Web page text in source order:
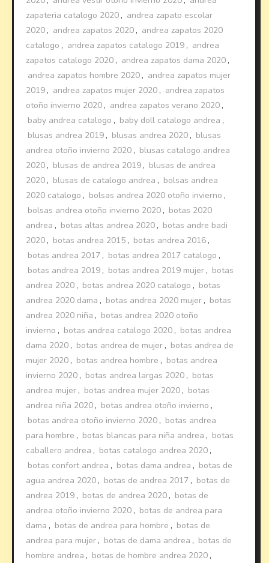
zapateria catalogo 2020 , andrea zapato escolar
2020 , andrea zapatos 2020 , andrea zapatos 2020
catalogo , andrea zapatos catalogo 2019 , andrea
zapatos catalogo 2020 , andrea zapatos dama 2020 ,
andrea zapatos hombre 2020 , andrea zapatos mujer
2019 , andrea zapatos mujer 2020 , andrea zapatos
otoño invierno 2020 , andrea zapatos verano 2020 ,
baby andrea catalogo , baby doll catalogo andrea ,
blusas andrea 2019 , blusas andrea 2020 , blusas
andrea otoño invierno 2020 , blusas catalogo andrea
2020 , blusas de andrea 2019 , blusas de andrea
2020 , blusas de catalogo andrea , bolsas andrea
2020 catalogo , bolsas andrea 2020 otoño invierno ,
bolsas andrea otoño invierno 2020 , botas 2020
andrea , botas altas andrea 2020 , botas andre badi
2020 , botas andrea 2015 , botas andrea 2016 ,
botas andrea 2017 , botas andrea 2017 catalogo ,
botas andrea 2019 , botas andrea 2019 mujer , botas
andrea 2020 , botas andrea 2020 catalogo , botas
andrea 2020 dama , botas andrea 2020 mujer , botas
andrea 2020 niña , botas andrea 2020 otoño
invierno , botas andrea catalogo 2020 , botas andrea
dama 2020 , botas andrea de mujer , botas andrea de
mujer 2020 , botas andrea hombre , botas andrea
invierno 2020 , botas andrea largas 2020 , botas
andrea mujer , botas andrea mujer 2020 , botas
andrea niña 2020 , botas andrea otoño invierno ,
botas andrea otoño invierno 2020 , botas andrea
para hombre , botas blancas para niña andrea , botas
caballero andrea , botas catalogo andrea 2020 ,
botas confort andrea , botas dama andrea , botas de
agua andrea 2020 , botas de andrea 2017 , botas de
andrea 2019 , botas de andrea 2020 , botas de
andrea otoño invierno 2020 , botas de andrea para
dama , botas de andrea para hombre , botas de
andrea para mujer , botas de dama andrea , botas de
hombre andrea , botas de hombre andrea 2020 ,